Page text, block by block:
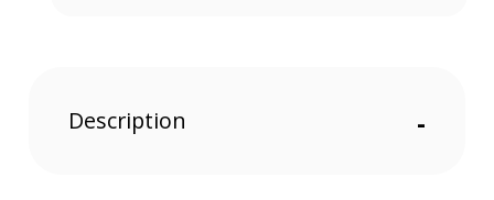
Description -